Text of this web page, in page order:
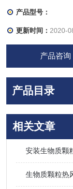
产品型号：
更新时间： 2020-
产品咨询
产品目录
相关文章
安装生物质颗
生物质颗粒热